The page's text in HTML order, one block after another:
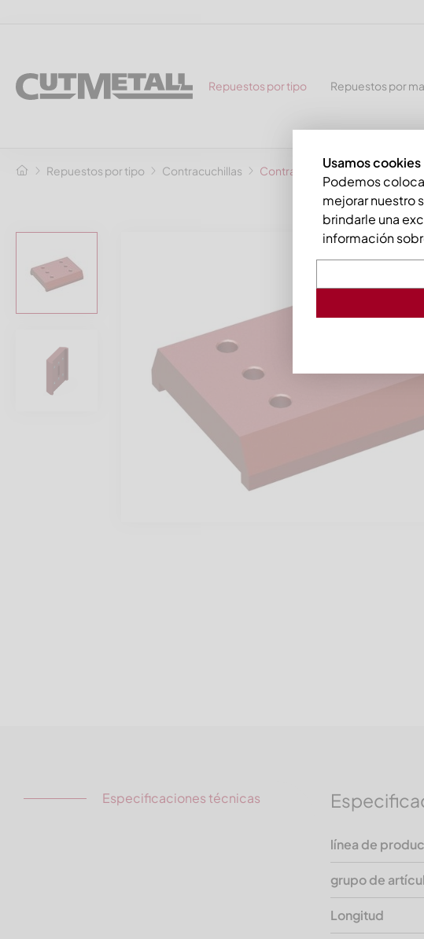
Repuestos por tipo Repuestos por
Repuestos por tipo Contracuchillas Contracuchilla 209x170x45
Especificaciones técnicas
línea de
grupo de
Longitud
Usamos cookies
Podemos
mejorar nuestro
brindarle una
información